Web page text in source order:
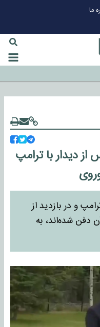
ما
مهار چین، روسیه و اروپا شکست
دیدار با ترامپ
و در بازدید از
دفن شده‌اند، به